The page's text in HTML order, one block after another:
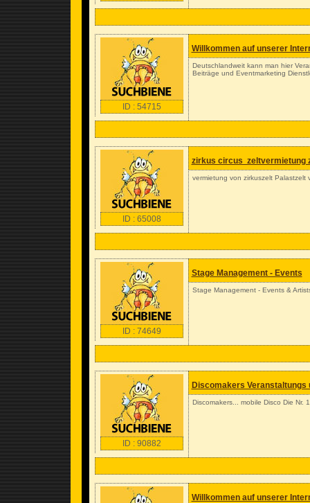
ID : 54715
Willkommen auf unserer
Deutschlandweit kann man hier
Beiträge und Eventmarketing
ID : 65008
zirkus circus zeltvermietung
vermietung von zirkuszelt
ID : 74649
Stage Management - Events
Stage Management - Events &
ID : 90882
Discomakers
Discomakers... mobile Disco Die
Willkommen auf unserer